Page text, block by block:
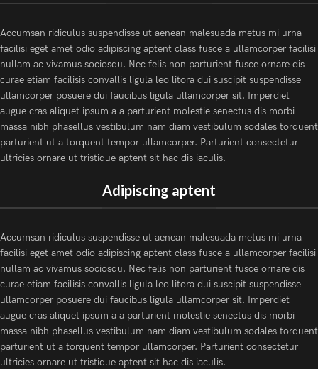
Accumsan ridiculus suspendisse ut aenean malesuada metus mi urna
facilisi eget amet odio adipiscing aptent class fusce a ullamcorper facilisi
nullam ac vivamus sociosqu. Nec felis non parturient fusce ornare dis
curae etiam facilisis convallis ligula leo litora dui suscipit suspendisse
ullamcorper posuere dui faucibus ligula ullamcorper sit. Imperdiet
augue cras aliquet ipsum a a parturient molestie senectus dis morbi
massa nibh phasellus vestibulum nam diam vestibulum sodales torquent
parturient ut a torquent tempor ullamcorper. Parturient consectetur
ultricies ornare ut tristique aptent sit hac dis iaculis.
Adipiscing aptent
Accumsan ridiculus suspendisse ut aenean malesuada metus mi urna
facilisi eget amet odio adipiscing aptent class fusce a ullamcorper facilisi
nullam ac vivamus sociosqu. Nec felis non parturient fusce ornare dis
curae etiam facilisis convallis ligula leo litora dui suscipit suspendisse
ullamcorper posuere dui faucibus ligula ullamcorper sit. Imperdiet
augue cras aliquet ipsum a a parturient molestie senectus dis morbi
massa nibh phasellus vestibulum nam diam vestibulum sodales torquent
parturient ut a torquent tempor ullamcorper. Parturient consectetur
ultricies ornare ut tristique aptent sit hac dis iaculis.